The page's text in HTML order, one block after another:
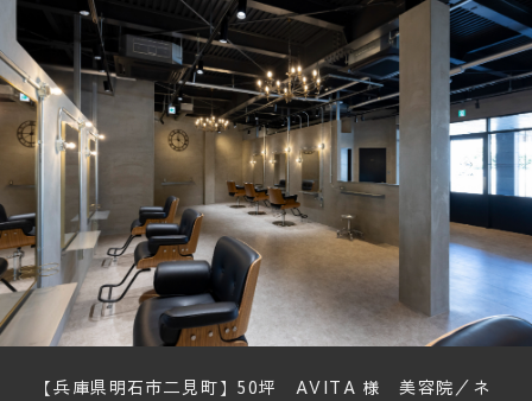
【兵庫県明石市二見町】50坪 AVITA 様 美容院／ネ